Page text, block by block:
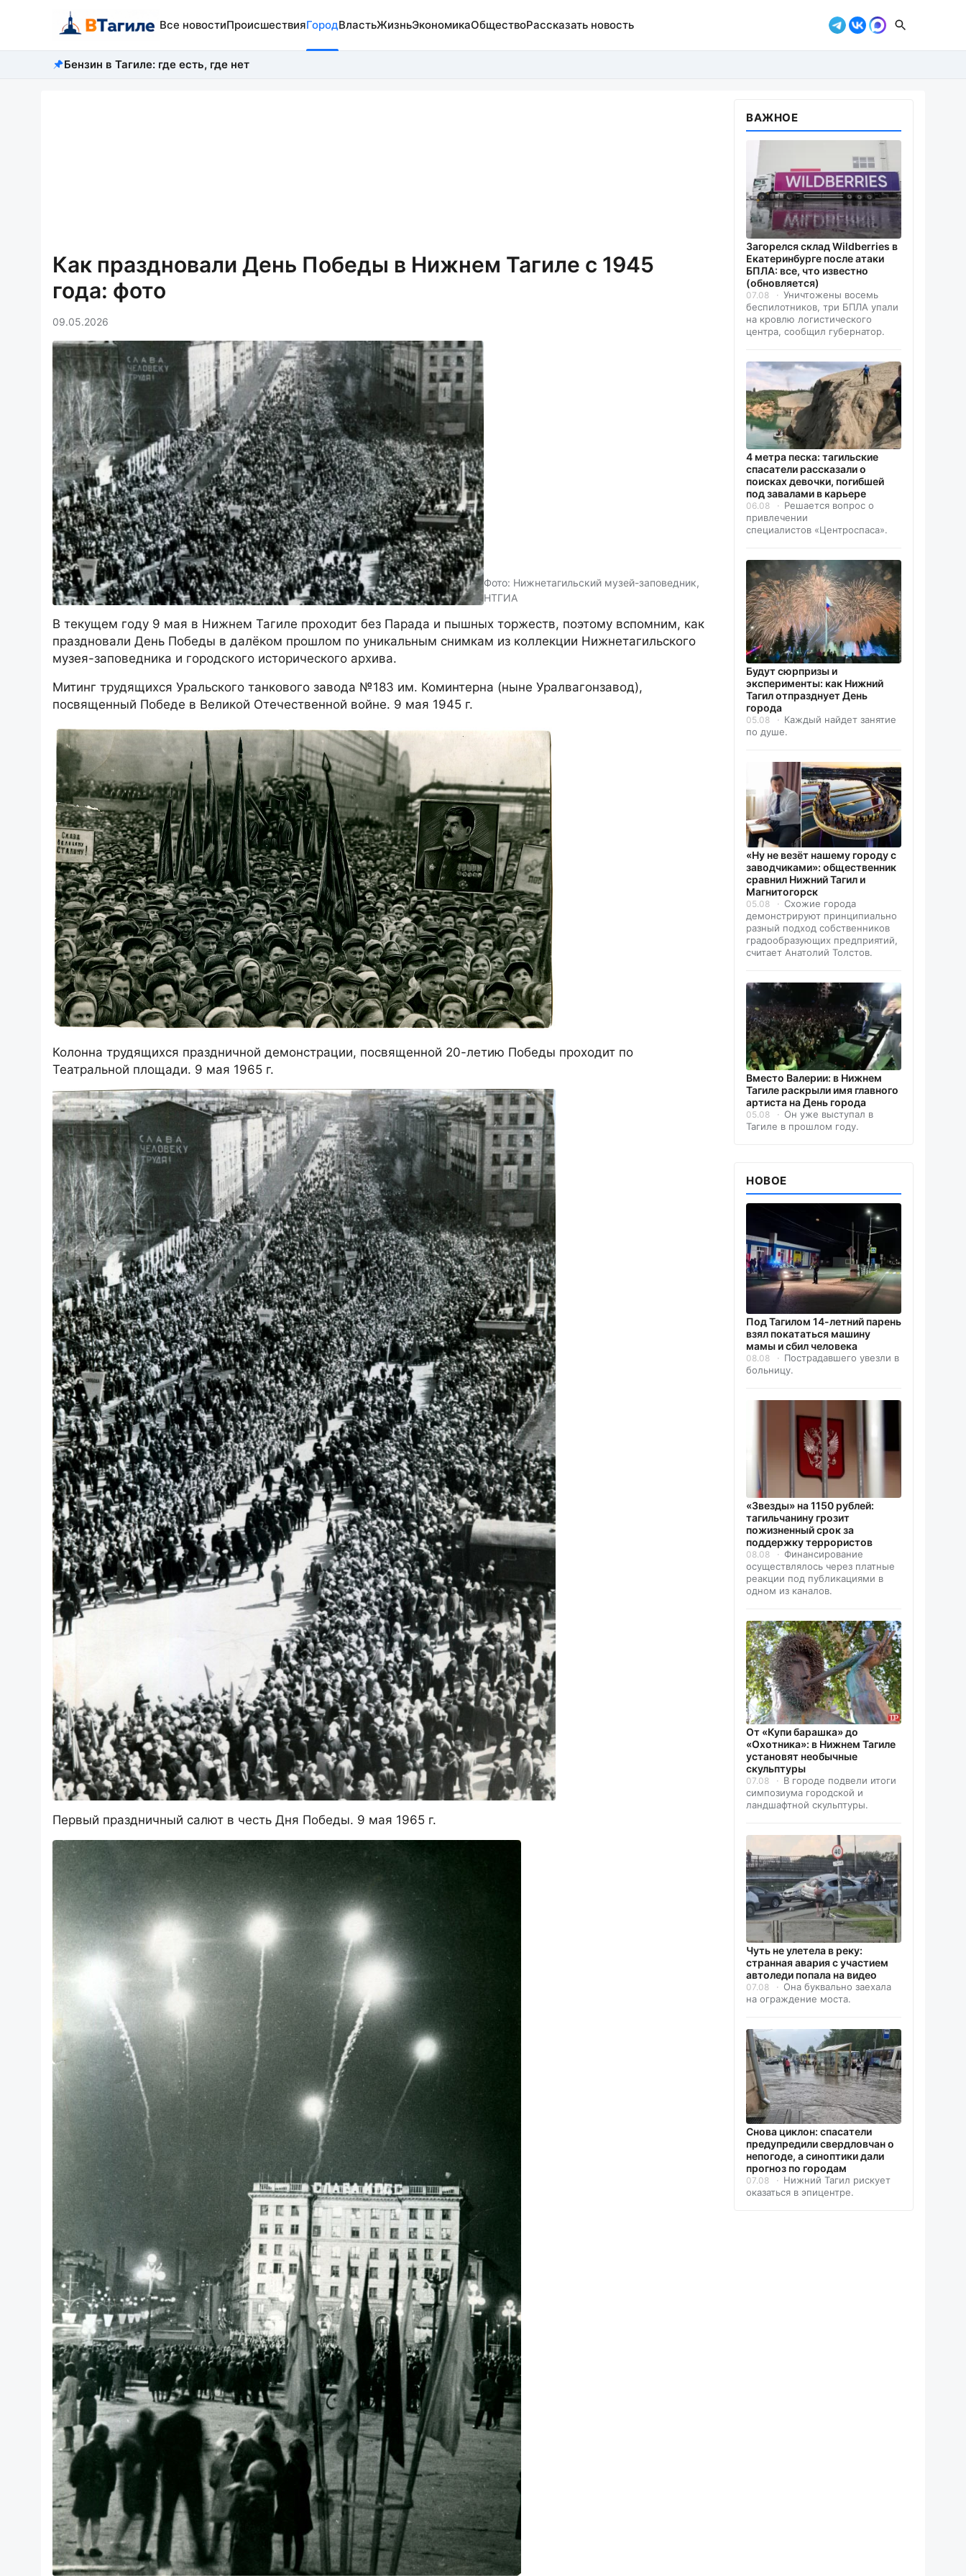
Все новостиПроисшествияГородВластьЖизньЭкономикаОбществоРассказать новость
Бензин в Тагиле: где есть, где нет
Как праздновали День Победы в Нижнем Тагиле с 1945
года: фото
09.05.2026
Фото: Нижнетагильский музей-заповедник,
НТГИА
В текущем году 9 мая в Нижнем Тагиле проходит без Парада и пышных торжеств, поэтому вспомним, как
праздновали День Победы в далёком прошлом по уникальным снимкам из коллекции Нижнетагильского
музея-заповедника и городского исторического архива.
Митинг трудящихся Уральского танкового завода №183 им. Коминтерна (ныне Уралвагонзавод),
посвященный Победе в Великой Отечественной войне. 9 мая 1945 г.
Колонна трудящихся праздничной демонстрации, посвященной 20-летию Победы проходит по
Театральной площади. 9 мая 1965 г.
Первый праздничный салют в честь Дня Победы. 9 мая 1965 г.
ВАЖНОЕ
Загорелся склад Wildberries в
Екатеринбурге после атаки
БПЛА: все, что известно
(обновляется)
07.08
Уничтожены восемь
беспилотников, три БПЛА упали
на кровлю логистического
центра, сообщил губернатор.
4 метра песка: тагильские
спасатели рассказали о
поисках девочки, погибшей
под завалами в карьере
06.08
Решается вопрос о
привлечении
специалистов «Центроспаса».
Будут сюрпризы и
эксперименты: как Нижний
Тагил отпразднует День
города
05.08
Каждый найдет занятие
по душе.
«Ну не везёт нашему городу с
заводчиками»: общественник
сравнил Нижний Тагил и
Магнитогорск
05.08
Схожие города
демонстрируют принципиально
разный подход собственников
градообразующих предприятий,
считает Анатолий Толстов.
Вместо Валерии: в Нижнем
Тагиле раскрыли имя главного
артиста на День города
05.08
Он уже выступал в
Тагиле в прошлом году.
НОВОЕ
Под Тагилом 14-летний парень
взял покататься машину
мамы и сбил человека
08.08
Пострадавшего увезли в
больницу.
«Звезды» на 1150 рублей:
тагильчанину грозит
пожизненный срок за
поддержку террористов
08.08
Финансирование
осуществлялось через платные
реакции под публикациями в
одном из каналов.
От «Купи барашка» до
«Охотника»: в Нижнем Тагиле
установят необычные
скульптуры
07.08
В городе подвели итоги
симпозиума городской и
ландшафтной скульптуры.
Чуть не улетела в реку:
странная авария с участием
автоледи попала на видео
07.08
Она буквально заехала
на ограждение моста.
Снова циклон: спасатели
предупредили свердловчан о
непогоде, а синоптики дали
прогноз по городам
07.08
Нижний Тагил рискует
оказаться в эпицентре.